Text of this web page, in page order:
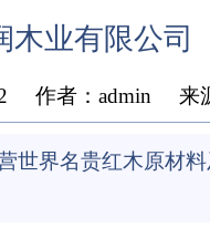
木业有限公司
作者：admin 来
世界名贵红木原材